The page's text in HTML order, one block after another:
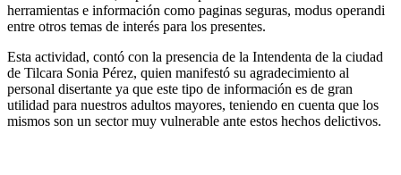
herramientas e información como paginas seguras, modus operandi
entre otros temas de interés para los presentes.
Esta actividad, contó con la presencia de la Intendenta de la ciudad
de Tilcara Sonia Pérez, quien manifestó su agradecimiento al
personal disertante ya que este tipo de información es de gran
utilidad para nuestros adultos mayores, teniendo en cuenta que los
mismos son un sector muy vulnerable ante estos hechos delictivos.